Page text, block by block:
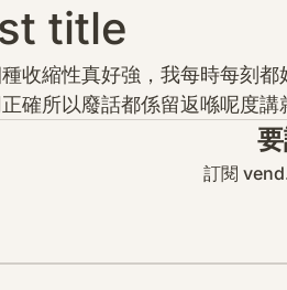
title
收縮性真好強，我每時每刻
確所以廢話都係留返喺呢度講
訂閱